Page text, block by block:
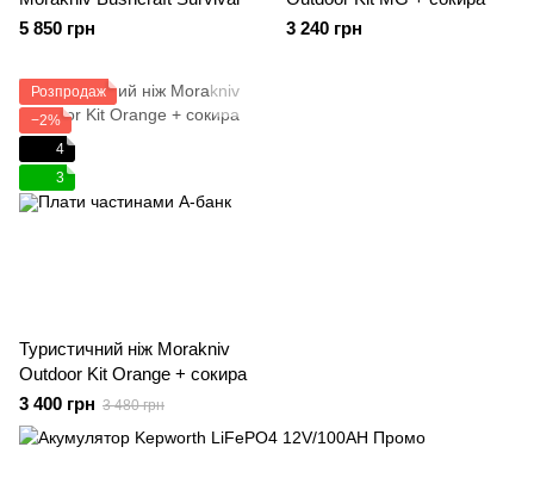
5 850 грн
3 240 грн
Розпродаж
−2%
4
3
Туристичний ніж Morakniv
Outdoor Kit Orange + сокира
3 400 грн 3 480 грн